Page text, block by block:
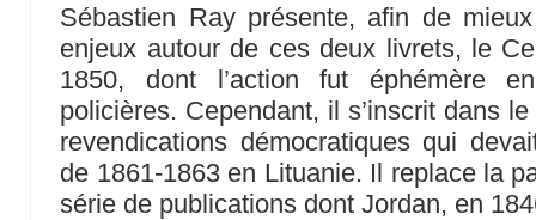
Sébastien Ray présente, afin de
enjeux autour de ces deux livrets, le
1850, dont l’action fut éphémère
policières. Cependant, il s’inscrit dans
revendications démocratiques qui
de 1861-1863 en Lituanie. Il replace la
série de publications dont Jordan, en